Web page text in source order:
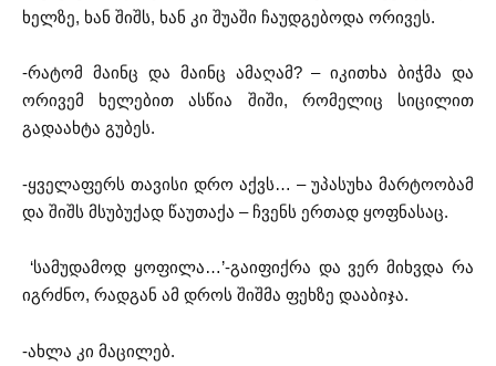
ხელზე, ხან შიშს, ხან კი შუაში ჩაუდგებოდა ორივეს.
-რატომ მაინც და მაინც ამაღამ? – იკითხა ბიჭმა და
ორივემ ხელებით ასწია შიში, რომელიც სიცილით
გადაახტა გუბეს.
-ყველაფერს თავისი დრო აქვს… – უპასუხა მარტოობამ
და შიშს მსუბუქად წაუთაქა – ჩვენს ერთად ყოფნასაც.
‘სამუდამოდ ყოფილა…’-გაიფიქრა და ვერ მიხვდა რა
იგრძნო, რადგან ამ დროს შიშმა ფეხზე დააბიჯა.
-ახლა კი მაცილებ.